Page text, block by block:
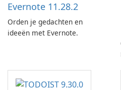
Evernote 11.28.2
Orden je gedachten en
ideeën met Evernote.